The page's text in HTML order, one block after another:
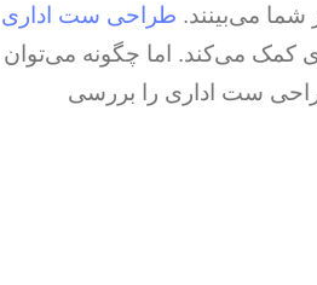
می‌بینند. طراحی ست اداری
کمک می‌کند. اما چگونه می‌توان
ست اداری را بررسی